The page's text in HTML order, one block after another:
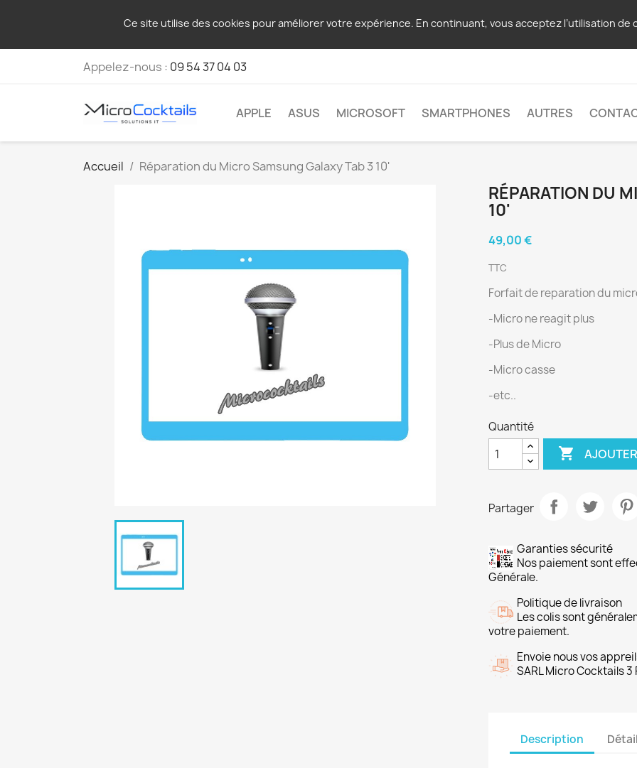
Ce site utilise des cookies pour améliorer votre expérience. En continuant, vous acceptez l’utilisation de
Appelez-nous : 09 54 37 04 03
APPLE ASUS MICROSOFT SMARTPHONES AUTRES
Accueil Réparation du Micro Samsung Galaxy Tab 3 10'
RÉPARATION DU
10'
49,00 €
TTC
Forfait de reparation du
-Micro ne reagit plus
-Plus de Micro
-Micro casse
-etc..
Quantité

Partager
Garanties sécurité
Nos paiement sont
Générale.
Politique de livraison
Les colis sont
votre paiement.
Envoie nous vos
SARL Micro Cocktails 3
Description